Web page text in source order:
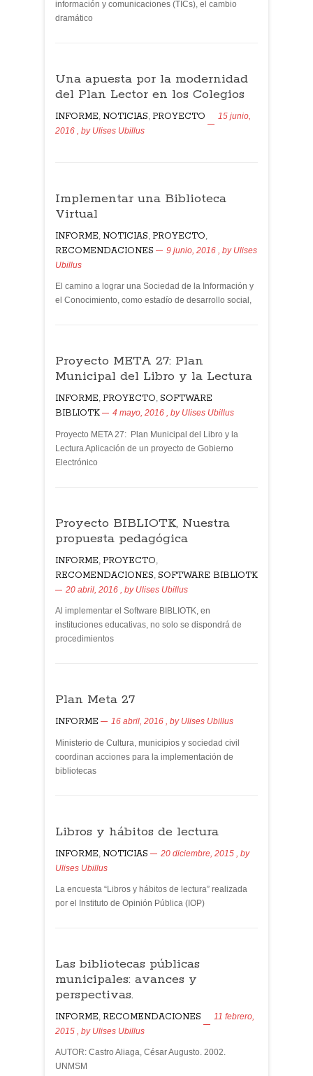
información y comunicaciones (TICs), el cambio
dramático
Una apuesta por la modernidad
del Plan Lector en los Colegios
INFORME, NOTICIAS, PROYECTO
15 junio,
2016 , by Ulises Ubillus
Implementar una Biblioteca
Virtual
INFORME, NOTICIAS, PROYECTO,
RECOMENDACIONES 9 junio, 2016 , by Ulises
Ubillus
El camino a lograr una Sociedad de la Información y
el Conocimiento, como estadío de desarrollo social,
Proyecto META 27: Plan
Municipal del Libro y la Lectura
INFORME, PROYECTO, SOFTWARE
BIBLIOTK
4 mayo, 2016 , by Ulises Ubillus
Proyecto META 27: Plan Municipal del Libro y la
Lectura Aplicación de un proyecto de Gobierno
Electrónico
Proyecto BIBLIOTK, Nuestra
propuesta pedagógica
INFORME, PROYECTO,
RECOMENDACIONES, SOFTWARE BIBLIOTK
20 abril, 2016 , by Ulises Ubillus
Al implementar el Software BIBLIOTK, en
instituciones educativas, no solo se dispondrá de
procedimientos
Plan Meta 27
INFORME 16 abril, 2016 , by Ulises Ubillus
Ministerio de Cultura, municipios y sociedad civil
coordinan acciones para la implementación de
bibliotecas
Libros y hábitos de lectura
INFORME, NOTICIAS 20 diciembre, 2015 , by
Ulises Ubillus
La encuesta “Libros y hábitos de lectura” realizada
por el Instituto de Opinión Pública (IOP)
Las bibliotecas públicas
municipales: avances y
perspectivas.
INFORME, RECOMENDACIONES
11 febrero,
2015 , by Ulises Ubillus
AUTOR: Castro Aliaga, César Augusto. 2002.
UNMSM